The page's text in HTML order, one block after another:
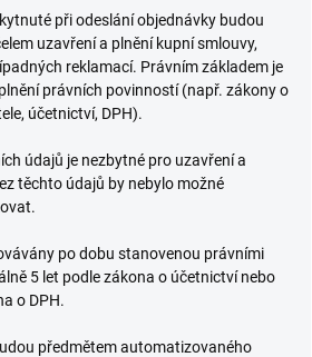
při odeslání objednávky budou
uzavření a plnění kupní smlouvy,
reklamací. Právním základem je
právních povinností (např. zákony o
účetnictví, DPH).
údajů je nezbytné pro uzavření a
těchto údajů by nebylo možné
po dobu stanovenou právními
5 let podle zákona o účetnictví nebo
o DPH.
předmětem automatizovaného